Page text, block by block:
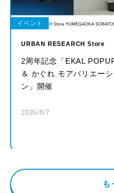
イベント
URBAN RESEARCH Store
2周年記念「EKAL
＆ かぐれ モアバリエーシ
ン」開催
2026/8/7
も